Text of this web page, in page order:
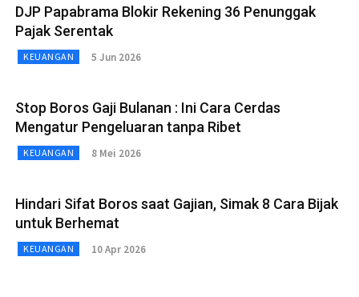
DJP Papabrama Blokir Rekening 36 Penunggak
Pajak Serentak
KEUANGAN 5 Jun 2026
Stop Boros Gaji Bulanan : Ini Cara Cerdas
Mengatur Pengeluaran tanpa Ribet
KEUANGAN 8 Mei 2026
Hindari Sifat Boros saat Gajian, Simak 8 Cara Bijak
untuk Berhemat
KEUANGAN 10 Apr 2026